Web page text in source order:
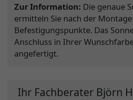
Zur Information: Die genaue
ermitteln Sie nach der
Befestigungspunkte. Das
Anschluss in Ihrer
angefertigt.
Ihr Fachberater Björn